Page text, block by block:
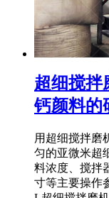
超细搅拌
钙颜料的
用超细搅拌磨
匀的亚微米超
料浓度、搅拌
寸等主要操作